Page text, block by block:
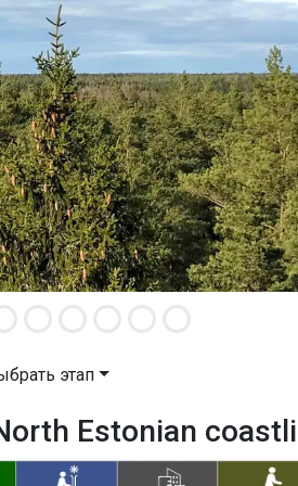
этап
Estonian